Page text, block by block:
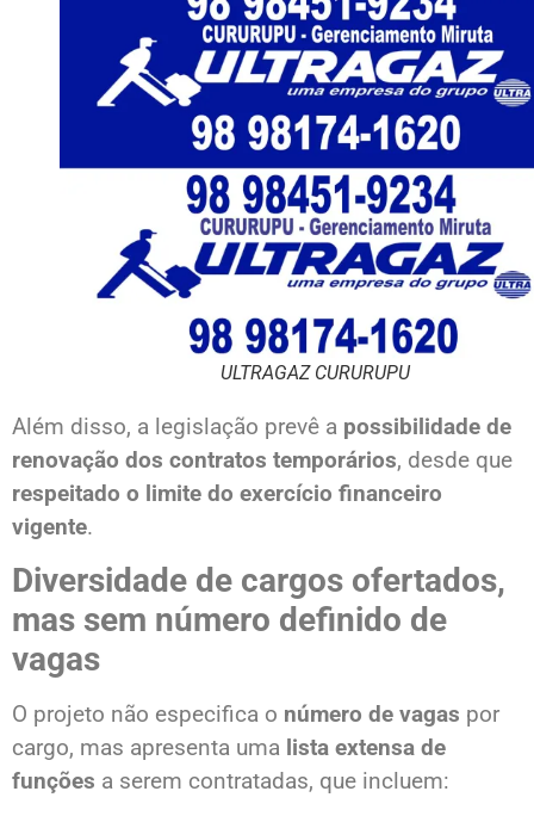
ULTRAGAZ CURURUPU
Além disso, a legislação prevê a possibilidade de
renovação dos contratos temporários, desde que
respeitado o limite do exercício financeiro
vigente.
Diversidade de cargos ofertados,
mas sem número definido de
vagas
O projeto não especifica o número de vagas por
cargo, mas apresenta uma lista extensa de
funções a serem contratadas, que incluem: